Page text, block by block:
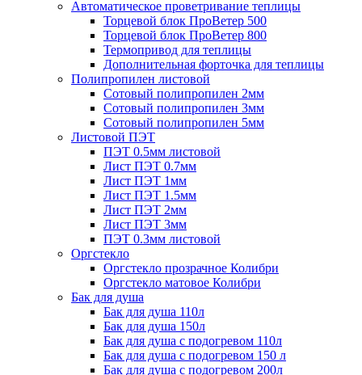
Автоматическое проветривание теплицы
Торцевой блок ПроВетер 500
Торцевой блок ПроВетер 800
Термопривод для теплицы
Дополнительная форточка для теплицы
Полипропилен листовой
Сотовый полипропилен 2мм
Сотовый полипропилен 3мм
Сотовый полипропилен 5мм
Листовой ПЭТ
ПЭТ 0.5мм листовой
Лист ПЭТ 0.7мм
Лист ПЭТ 1мм
Лист ПЭТ 1.5мм
Лист ПЭТ 2мм
Лист ПЭТ 3мм
ПЭТ 0.3мм листовой
Оргстекло
Оргстекло прозрачное Колибри
Оргстекло матовое Колибри
Бак для душа
Бак для душа 110л
Бак для душа 150л
Бак для душа с подогревом 110л
Бак для душа с подогревом 150 л
Бак для душа с подогревом 200л